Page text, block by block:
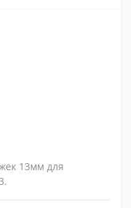
13мм для